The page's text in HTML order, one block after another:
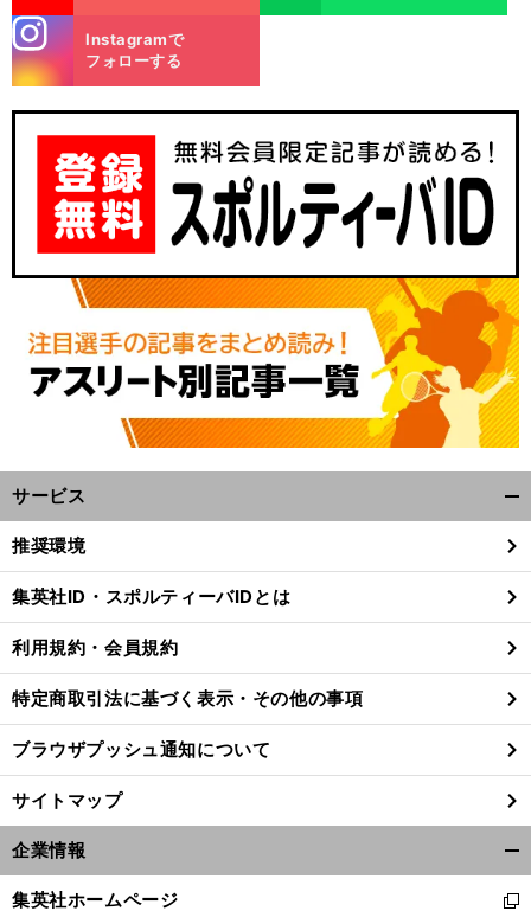
m
Instagramで
フォローする
サービス
閉
る
推奨環境
集英社ID・スポルティーバIDとは
利用規約・会員規約
特定商取引法に基づく表示・その他の事項
ブラウザプッシュ通知について
サイトマップ
企業情報
集英社ホームページ
新